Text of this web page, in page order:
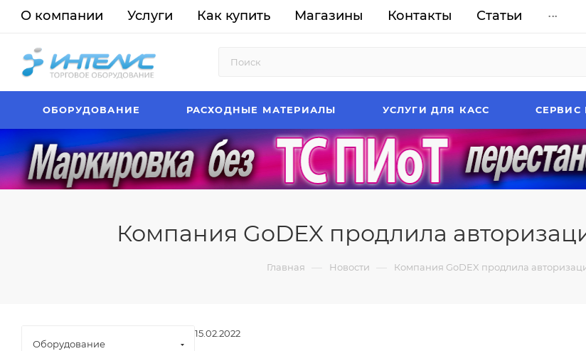
О компании Услуги Как купить Магазины Контакты Статьи ...
ОБОРУДОВАНИЕ РАСХОДНЫЕ МАТЕРИАЛЫ УСЛУГИ ДЛЯ КАСС
Компания GoDEX продлила
Главная — Новости — Компания GoDEX продлила
15.02.2022
Оборудование